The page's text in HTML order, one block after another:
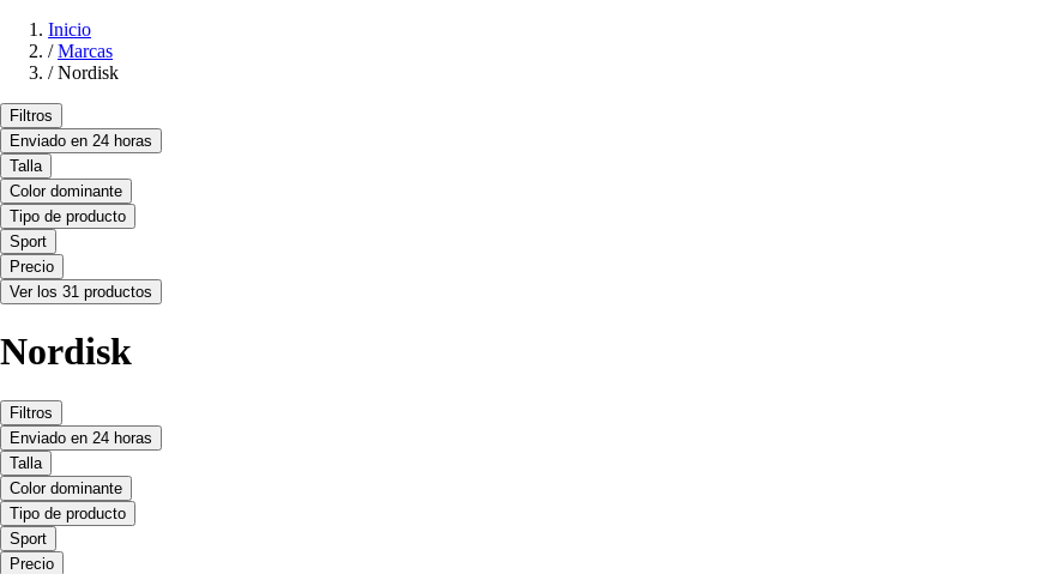
Inicio
/ Marcas
/ Nordisk
Filtros
Enviado en 24 horas
Talla
Color dominante
Tipo de producto
Sport
Precio
Ver los 31 productos
Nordisk
Filtros
Enviado en 24 horas
Talla
Color dominante
Tipo de producto
Sport
Precio